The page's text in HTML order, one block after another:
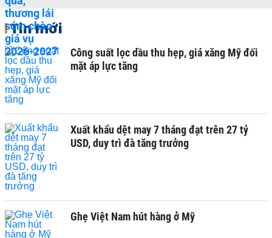
Tin mới
Công suất lọc dầu thu hẹp, giá xăng Mỹ đối
mặt áp lực tăng
Xuất khẩu dệt may 7 tháng đạt trên 27 tỷ
USD, duy trì đà tăng trưởng
Ghẹ Việt Nam hút hàng ở Mỹ